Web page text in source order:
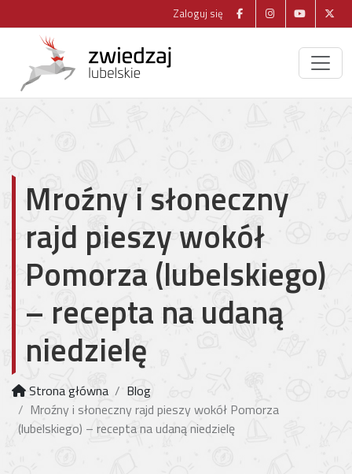
Zaloguj się
Mroźny i słoneczny
rajd pieszy wokół
Pomorza (lubelskiego)
– recepta na udaną
niedzielę
Strona główna
Blog
Mroźny i słoneczny rajd pieszy wokół Pomorza
(lubelskiego) – recepta na udaną niedzielę